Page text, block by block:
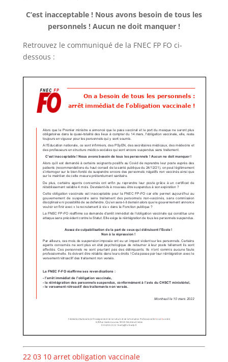
C’est inacceptable ! Nous avons besoin de tous les
personnels ! Aucun ne doit manquer !
Retrouvez le communiqué de la FNEC FP FO ci-
dessous :
22 03 10 arret obligation vaccinale